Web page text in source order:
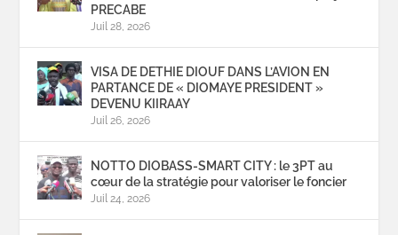
PRECABE
Juil 28, 2026
VISA DE DETHIE DIOUF DANS L’AVION EN
PARTANCE DE « DIOMAYE PRESIDENT »
DEVENU KIIRAAY
Juil 26, 2026
NOTTO DIOBASS-SMART CITY : le 3PT au
cœur de la stratégie pour valoriser le foncier
Juil 24, 2026